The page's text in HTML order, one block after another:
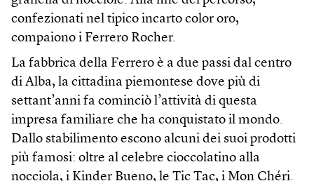
confezionati nel tipico incarto color oro,
compaiono i Ferrero Rocher.
La fabbrica della Ferrero è a due passi dal centro
di Alba, la cittadina piemontese dove più di
settant’anni fa cominciò l’attività di questa
impresa familiare che ha conquistato il mondo.
Dallo stabilimento escono alcuni dei suoi prodotti
più famosi: oltre al celebre cioccolatino alla
nocciola, i Kinder Bueno, le Tic Tac, i Mon Chéri.